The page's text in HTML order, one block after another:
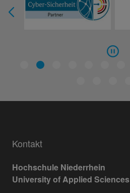
Kontakt
Hochschule Niederrhein
University of Applied Sciences